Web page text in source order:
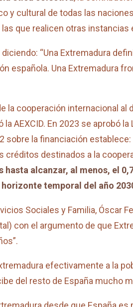
y cultural de todas las
que realicen otras instancias
“Una Extremadura
española. Una Extremadura
la cooperación internacional
AEXCID. En 2023 se aprobó
la financiación
destinados a la
alcanzar, al menos, el
temporal del año
Sociales y Familia, Óscar
con el argumento de que
efectivamente a la
del resto de España mucho